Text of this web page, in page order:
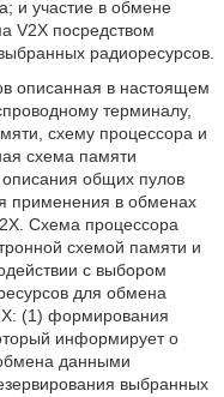
и участие в обмене
V2X посредством
радиоресурсов.
описанная в настоящем
терминалу,
схему процессора и
схема памяти
общих пулов
применения в обменах
Схема процессора
схемой памяти и
с выбором
для обмена
(1) формирования
информирует о
данными
выбранных